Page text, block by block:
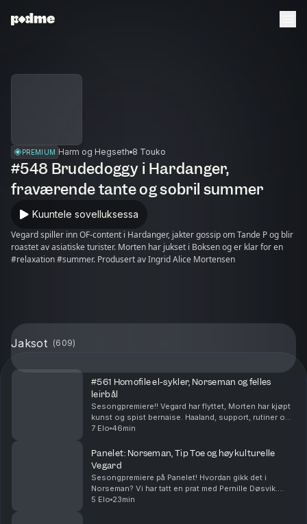
PREMIUM Harm og Hegseth 8 Touko
#548 Brudedoggy i Hardanger,
fraværende tante og sobril summer
Kuuntele sovelluksessa
Vegard spiller inn OF-content i Hardanger, jakter gossip om Tande P og blir
roastet av asiatiske turister. Morten har jukset i Boksen og er klar for en
#relaxation #summer. Produsert av Ingrid Alice Mortensen
Jaksot (609)
#561 Homofile el-sykler, Norseman og felles
leirbål
Sesongpremiere!! Vegard har flyttet, Morten har kjøpt
kunst og spist bernaise. Haaland, support, rutiner og
festival - et fullt sommerkjør er over. Få på noe suziki!!
7 Elo 46min
Panelet: Norseman, Tip Toe og høykulturelle
Vegard
Sesongpremiere på Panelet! Hvordan gikk det i
Norseman? Vi har tatt en prat med Pernille Døsvik.
Morten har fått oppheng på ny serie og Vegard har
5 Elo 23min